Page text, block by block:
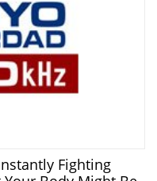
Fighting